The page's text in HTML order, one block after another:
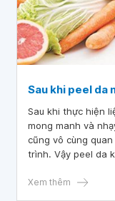
Sau khi peel da
Sau khi thực hiện
mong manh và nhạy cảm, vì vậy việc chăm
cũng vô cùng
trình. Vậy peel da
Xem thêm